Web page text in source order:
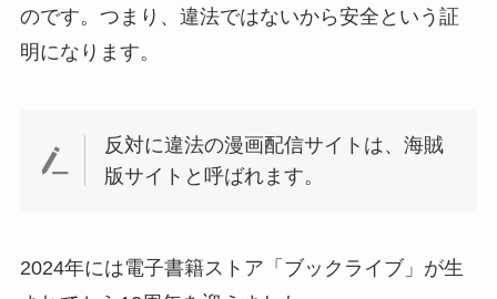
のです。つまり、違法ではないから安全という証
明になります。
反対に違法の漫画配信サイトは、海賊
版サイトと呼ばれます。
2024年には電子書籍ストア「ブックライブ」が生